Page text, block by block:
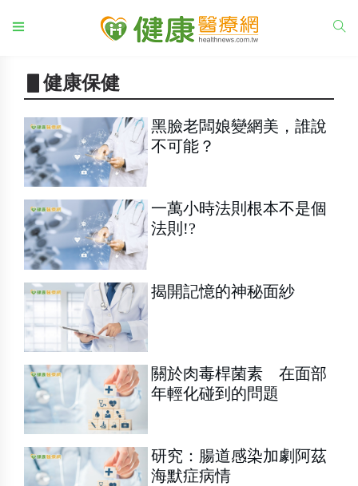
▋健康保健
黑臉老闆娘變網美，誰說
不可能？
一萬小時法則根本不是個
法則!?
揭開記憶的神秘面紗
關於肉毒桿菌素 在面部
年輕化碰到的問題
研究：腸道感染加劇阿茲
海默症病情